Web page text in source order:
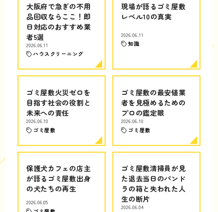
大阪府で急ぎの不用
品回収ならここ！即
日対応のおすすめ業
者5選
2026.06.11
ハウスクリーニング
現場が語るゴミ屋敷
レベル10の真実
2026.06.11
知識
ゴミ屋敷火災ゼロを
目指す社会の役割と
未来への責任
2026.06.10
ゴミ屋敷
ゴミ屋敷の最安値業
者を見極めるための
プロの鑑定眼
2026.06.10
ゴミ屋敷
保護犬カフェの店主
が語るゴミ屋敷出身
の犬たちの再生
2026.06.05
ゴミ屋敷清掃員が見
た退去当日のパンド
ラの箱と失われた人
生の断片
2026.06.04